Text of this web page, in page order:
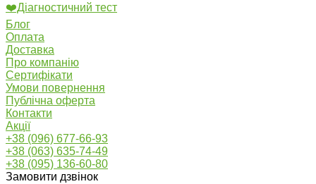
❤️Діагностичний тест
Блог
Оплата
Доставка
Про компанію
Сертифікати
Умови повернення
Публічна оферта
Контакти
Акції
+38 (096) 677-66-93
+38 (063) 635-74-49
+38 (095) 136-60-80
Замовити дзвінок